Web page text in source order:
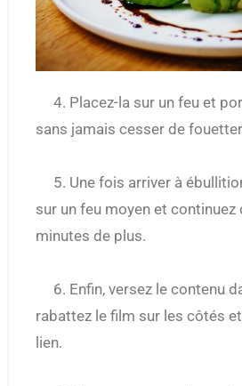
4. Placez-la sur un feu et portez à ébullition,
sans jamais cesser de
5. Une fois arriver à
sur un feu moyen et
minutes de plus.
6. Enfin, versez le contenu
rabattez le film sur les côtés
lien.